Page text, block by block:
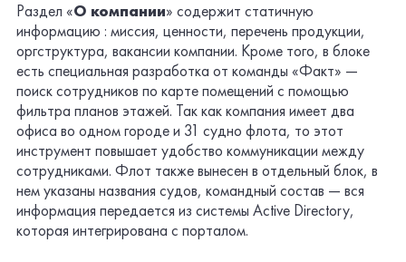
Раздел «О компании» содержит статичную
информацию : миссия, ценности, перечень продукции,
оргструктура, вакансии компании. Кроме того, в блоке
есть специальная разработка от команды «Факт» —
поиск сотрудников по карте помещений с помощью
фильтра планов этажей. Так как компания имеет два
офиса во одном городе и 31 судно флота, то этот
инструмент повышает удобство коммуникации между
сотрудниками. Флот также вынесен в отдельный блок, в
нем указаны названия судов, командный состав — вся
информация передается из системы Active Directory,
которая интегрирована с порталом.